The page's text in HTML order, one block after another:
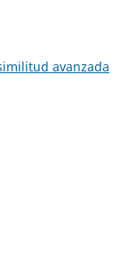
avanzada